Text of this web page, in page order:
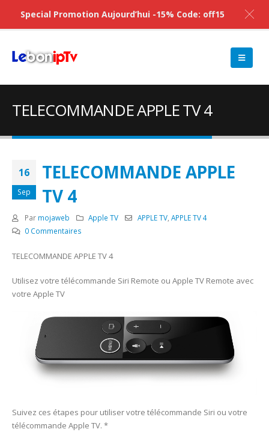
TELECOMMANDE APPLE TV 4
16
Sep
TELECOMMANDE APPLE
TV 4
Par mojaweb Apple TV APPLE TV ,APPLE TV 4
0 Commentaires
TELECOMMANDE APPLE TV 4
Utilisez votre télécommande Siri Remote ou Apple TV Remote avec
votre Apple TV
Suivez ces étapes pour utiliser votre télécommande Siri ou votre
télécommande Apple TV. *
Special Promotion Aujourd’hui -15% Code: off15